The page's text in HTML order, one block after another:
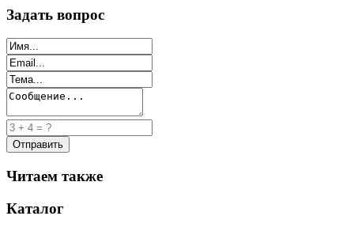
Задать вопрос
Читаем также
Каталог